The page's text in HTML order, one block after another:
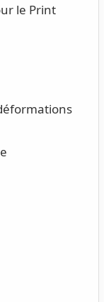
le Print